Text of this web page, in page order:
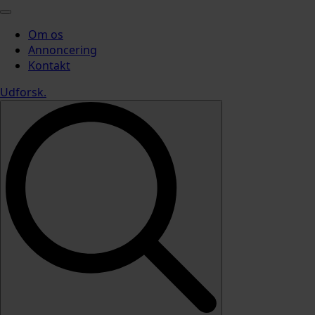
Om os
Annoncering
Kontakt
Udforsk.